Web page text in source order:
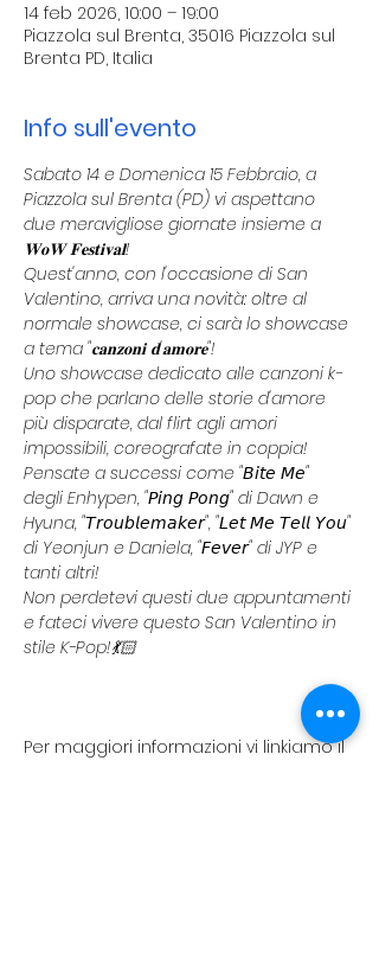
14 feb 2026, 10:00 – 19:00
Piazzola sul Brenta, 35016 Piazzola sul
Brenta PD, Italia
Info sull'evento
Sabato 14 e Domenica 15 Febbraio, a
Piazzola sul Brenta (PD) vi aspettano
due meravigliose giornate insieme a
𝐖𝐨𝐖 𝐅𝐞𝐬𝐭𝐢𝐯𝐚𝐥!
Quest'anno, con l'occasione di San
Valentino, arriva una novità: oltre al
normale showcase, ci sarà lo showcase
a tema "𝐜𝐚𝐧𝐳𝐨𝐧𝐢 𝐝'𝐚𝐦𝐨𝐫𝐞"!
Uno showcase dedicato alle canzoni k-
pop che parlano delle storie d'amore
più disparate, dal flirt agli amori
impossibili, coreografate in coppia!
Pensate a successi come "𝘉𝘪𝘵𝘦 𝘔𝘦"
degli Enhypen, "𝘗𝘪𝘯𝘨 𝘗𝘰𝘯𝘨" di Dawn e
Hyuna, "𝘛𝘳𝘰𝘶𝘣𝘭𝘦𝘮𝘢𝘬𝘦𝘳", "𝘓𝘦𝘵 𝘔𝘦 𝘛𝘦𝘭𝘭 𝘠𝘰𝘶"
di Yeonjun e Daniela, "𝘍𝘦𝘷𝘦𝘳" di JYP e
tanti altri!
Non perdetevi questi due appuntamenti
e fateci vivere questo San Valentino in
stile K-Pop!💃🏻
Per maggiori informazioni vi linkiamo il